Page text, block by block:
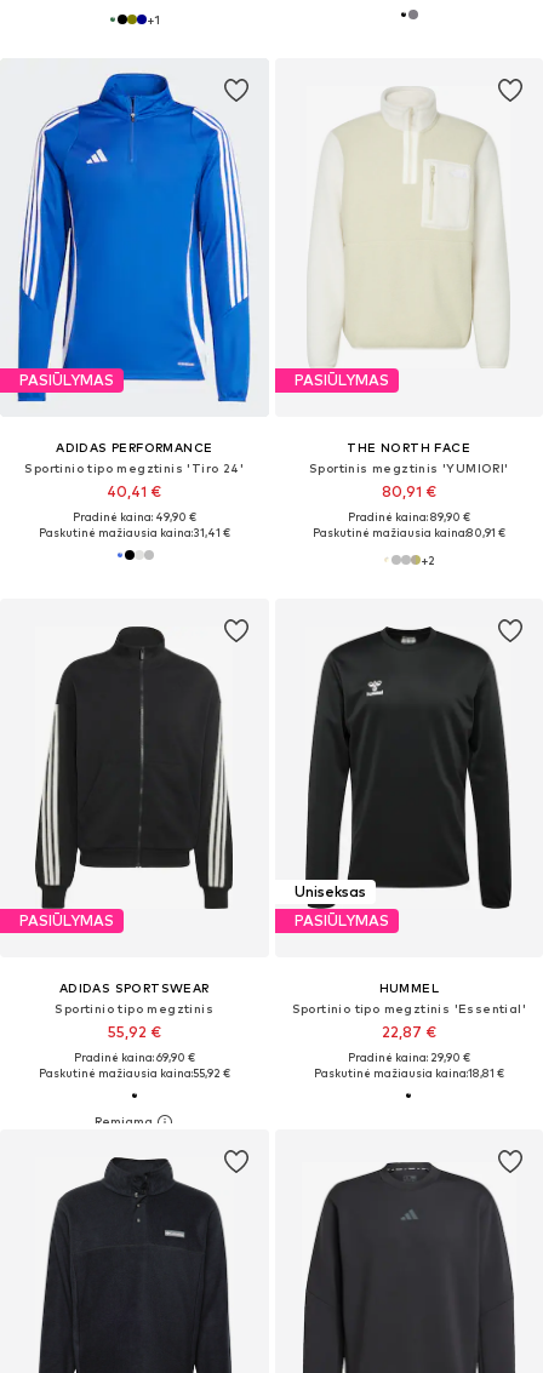
+1
PASIŪLYMAS
ADIDAS PERFORMANCE
Sportinio tipo megztinis 'Tiro 24'
40,41 €
Pradinė kaina: 49,90 €
Paskutinė mažiausia kaina:31,41 €
PASIŪLYMAS
THE NORTH FACE
Sportinis megztinis 'YUMIORI'
80,91 €
Pradinė kaina: 89,90 €
Paskutinė mažiausia kaina:80,91 €
+2
PASIŪLYMAS
ADIDAS SPORTSWEAR
Sportinio tipo megztinis
55,92 €
Pradinė kaina: 69,90 €
Paskutinė mažiausia kaina:55,92 €
Uniseksas
PASIŪLYMAS
HUMMEL
Sportinio tipo megztinis 'Essential'
22,87 €
Pradinė kaina: 29,90 €
Paskutinė mažiausia kaina:18,81 €